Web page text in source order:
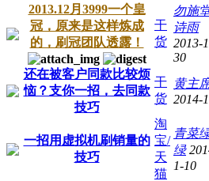
2013.12月3999一个皇
冠，原来是这样炼成
的，刷冠团队透露！
干
货
勿施
诗雨
2013-
30
还在被客户同款比较烦
恼？支你一招，去同款
技巧
干
货
黄主
2014-
一招用虚拟机刷销量的
技巧
淘
宝/
天
猫
青菜
绿
1-10